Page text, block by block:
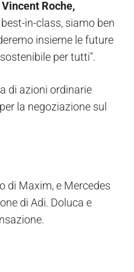
Vincent Roche,
in-class, siamo ben
insieme le future
per tutti".
di azioni ordinarie
la negoziazione sul
di Maxim, e Mercedes
di Adi. Doluca e